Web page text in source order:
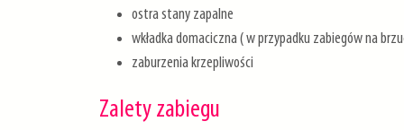
ostra stany zapalne
wkładka domaciczna ( w przypadku zabiegów na
zaburzenia krzepliwości
Zalety zabiegu